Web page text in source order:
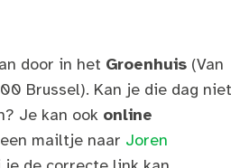
door in het Groenhuis (Van
Brussel). Kan je die dag niet
Je kan ook online
mailtje naar Joren